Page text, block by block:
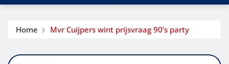
Home Mvr Cuijpers wint prijsvraag 90’s party